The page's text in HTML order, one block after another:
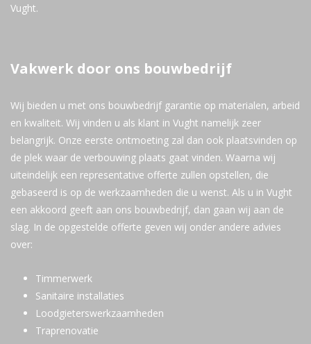
Vught.
Vakwerk door ons bouwbedrijf
Wij bieden u met ons bouwbedrijf garantie op materialen, arbeid
en kwaliteit. Wij vinden u als klant in Vught namelijk zeer
belangrijk. Onze eerste ontmoeting zal dan ook plaatsvinden op
de plek waar de verbouwing plaats gaat vinden. Waarna wij
uiteindelijk een representative offerte zullen opstellen, die
gebaseerd is op de werkzaamheden die u wenst. Als u in Vught
een akkoord geeft aan ons bouwbedrijf, dan gaan wij aan de
slag. In de opgestelde offerte geven wij onder andere advies
over:
Timmerwerk
Sanitaire installaties
Loodgieterswerkzaamheden
Traprenovatie